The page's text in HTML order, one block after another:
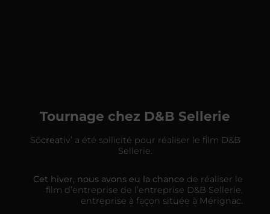
Tournage chez D&B Sellerie
Sõcreativ’ a été sollicité pour réaliser le film D&B
Sellerie.
Cet hiver, nous avons eu la chance de réaliser le
film d’entreprise de l’entreprise D&B Sellerie,
entreprise à façon située à Mérignac.